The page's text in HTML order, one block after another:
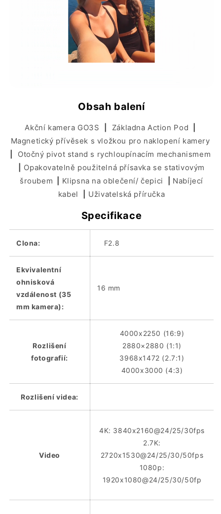
Obsah balení
Akční kamera GO3S Základna Action Pod
Magnetický přívěsek s vložkou pro naklopení kamery
Otočný pivot stand s rychloupínacím mechanismem
Opakovatelně použitelná přísavka se stativovým
šroubem
Klipsna na oblečení/ čepici
Nabíjecí
kabel
Uživatelská příručka
Specifikace
Clona: F2.8
Ekvivalentní
ohnisková
vzdálenost (35
mm kamera):
16 mm
Rozlišení
fotografií:
4000x2250 (16:9)
2880×2880 (1:1)
3968x1472 (2.7:1)
4000x3000 (4:3)
Rozlišení videa:
Video
4K: 3840x2160@24/25/30fps
2.7K:
2720x1530@24/25/30/50fps
1080p:
1920x1080@24/25/30/50fp